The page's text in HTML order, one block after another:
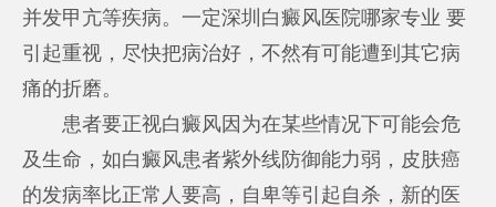
并发甲亢等疾病。一定深圳白癜风医院哪家专业 要
引起重视，尽快把病治好，不然有可能遭到其它病
痛的折磨。
患者要正视白癜风因为在某些情况下可能会危
及生命，如白癜风患者紫外线防御能力弱，皮肤癌
的发病率比正常人要高，自卑等引起自杀，新的医